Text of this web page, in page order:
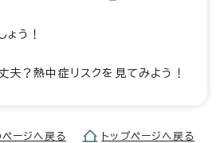
ょう！
夫？熱中症リスクを見てみよう！
ージへ戻る トップページへ戻る